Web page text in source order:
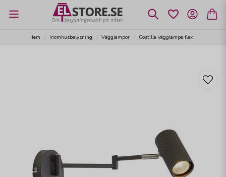
Hem Inomhusbelysning Vägglampor Costilla vägglampa flex